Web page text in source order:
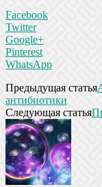
Facebook
Twitter
Google+
Pinterest
WhatsApp
Предыдущая статья
антибиотики
Следующая статья